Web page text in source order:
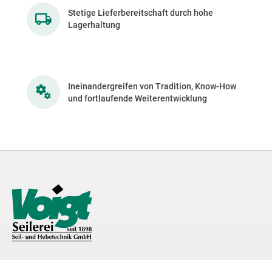
Stetige Lieferbereitschaft durch hohe
Lagerhaltung
Ineinandergreifen von Tradition, Know-How
und fortlaufende Weiterentwicklung